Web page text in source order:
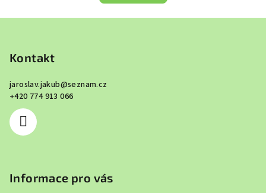
Kontakt
jaroslav.jakub@seznam.cz
+420 774 913 066
Informace pro vás